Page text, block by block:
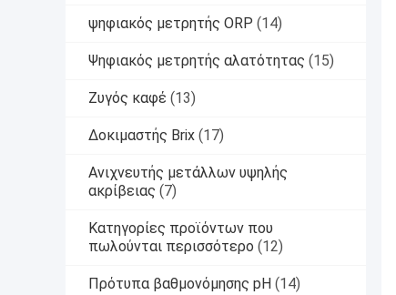
ψηφιακός μετρητής ORP (14)
Ψηφιακός μετρητής αλατότητας (15)
Ζυγός καφέ (13)
Δοκιμαστής Brix (17)
Ανιχνευτής μετάλλων υψηλής
ακρίβειας (7)
Κατηγορίες προϊόντων που
πωλούνται περισσότερο (12)
Πρότυπα βαθμονόμησης pH (14)